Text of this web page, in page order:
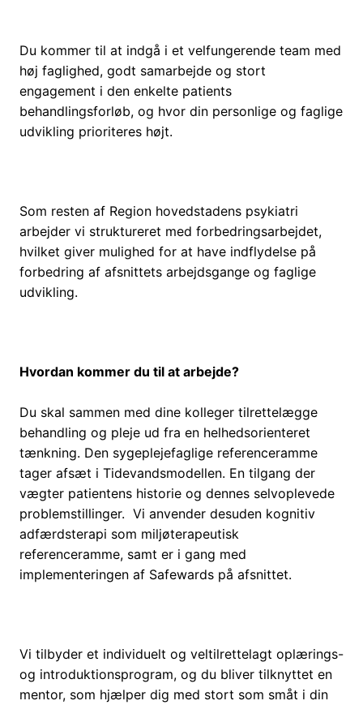
Du kommer til at indgå i et velfungerende team med
høj faglighed, godt samarbejde og stort
engagement i den enkelte patients
behandlingsforløb, og hvor din personlige og faglige
udvikling prioriteres højt.
Som resten af Region hovedstadens psykiatri
arbejder vi struktureret med forbedringsarbejdet,
hvilket giver mulighed for at have indflydelse på
forbedring af afsnittets arbejdsgange og faglige
udvikling.
Hvordan kommer du til at arbejde?
Du skal sammen med dine kolleger tilrettelægge
behandling og pleje ud fra en helhedsorienteret
tænkning. Den sygeplejefaglige referenceramme
tager afsæt i Tidevandsmodellen. En tilgang der
vægter patientens historie og dennes selvoplevede
problemstillinger. Vi anvender desuden kognitiv
adfærdsterapi som miljøterapeutisk
referenceramme, samt er i gang med
implementeringen af Safewards på afsnittet.
Vi tilbyder et individuelt og veltilrettelagt oplærings-
og introduktionsprogram, og du bliver tilknyttet en
mentor, som hjælper dig med stort som småt i din